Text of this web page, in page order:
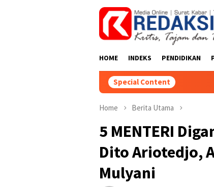
HOME INDEKS PENDIDIKAN
Special Content
Home Berita Utama
5 MENTERI
Dito Ariotedjo,
Mulyani